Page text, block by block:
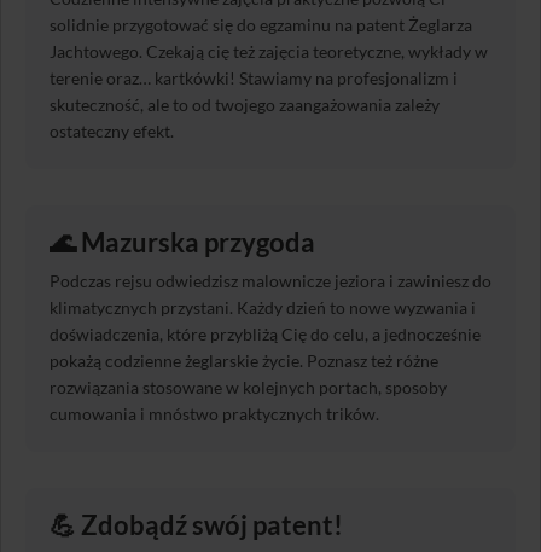
solidnie przygotować się do egzaminu na patent Żeglarza
Jachtowego. Czekają cię też zajęcia teoretyczne, wykłady w
terenie oraz… kartkówki! Stawiamy na profesjonalizm i
skuteczność, ale to od twojego zaangażowania zależy
ostateczny efekt.
🌊 Mazurska przygoda
Podczas rejsu odwiedzisz malownicze jeziora i zawiniesz do
klimatycznych przystani. Każdy dzień to nowe wyzwania i
doświadczenia, które przybliżą Cię do celu, a jednocześnie
pokażą codzienne żeglarskie życie. Poznasz też różne
rozwiązania stosowane w kolejnych portach, sposoby
cumowania i mnóstwo praktycznych trików.
💪 Zdobądź swój patent!